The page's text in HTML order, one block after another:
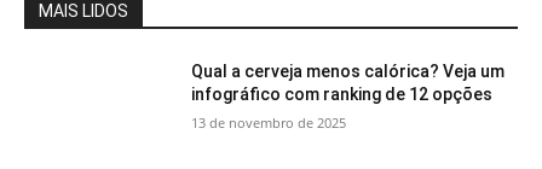
MAIS LIDOS
Qual a cerveja menos calórica? Veja um
infográfico com ranking de 12 opções
13 de novembro de 2025